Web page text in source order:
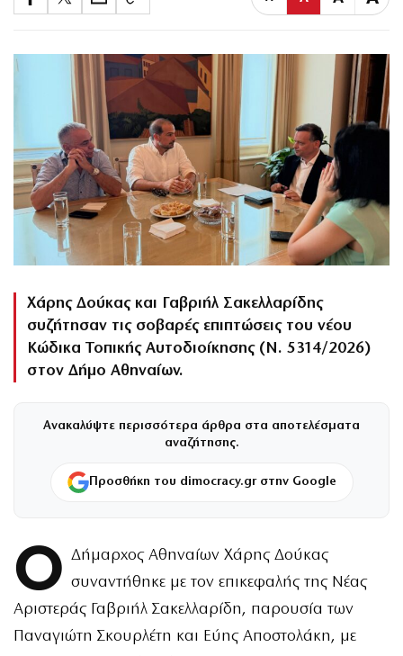
Χάρης Δούκας και Γαβριήλ Σακελλαρίδης
συζήτησαν τις σοβαρές επιπτώσεις του νέου
Κώδικα Τοπικής Αυτοδιοίκησης (Ν. 5314/2026)
στον Δήμο Αθηναίων.
Ανακαλύψτε περισσότερα άρθρα στα αποτελέσματα
αναζήτησης.
Προσθήκη του dimocracy.gr στην Google
Ο Δήμαρχος Αθηναίων Χάρης Δούκας
συναντήθηκε με τον επικεφαλής της Νέας
Αριστεράς Γαβριήλ Σακελλαρίδη, παρουσία των
Παναγιώτη Σκουρλέτη και Εύης Αποστολάκη, με